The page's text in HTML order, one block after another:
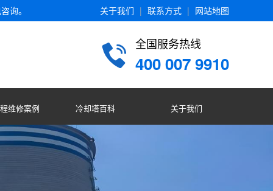
关于我们 | 联系方式 | 网站地图
询。
全国服务热线
400 007 9910
维修案例 冷却塔百科 关于我们